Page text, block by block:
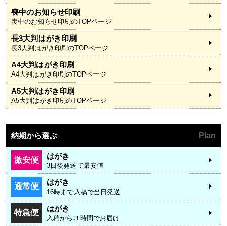
喪中のお知らせ印刷
喪中のお知らせ印刷のTOPページ
長3大判はがき印刷
長3大判はがき印刷のTOPページ
A4大判はがき印刷
A4大判はがき印刷のTOPページ
A5大判はがき印刷
A5大判はがき印刷のTOPページ
納期から選ぶ Plan
激安便 はがき
3日後発送で最安値
通常便 はがき
16時まで入稿で当日発送
特急便 はがき
入稿から３時間でお届け